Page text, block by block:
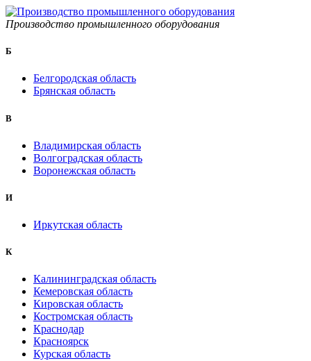
Производство промышленного оборудования
Б
Белгородская область
Брянская область
B
Владимирская область
Волгоградская область
Воронежская область
И
Иркутская область
К
Калининградская область
Кемеровская область
Кировская область
Костромская область
Краснодар
Красноярск
Курская область